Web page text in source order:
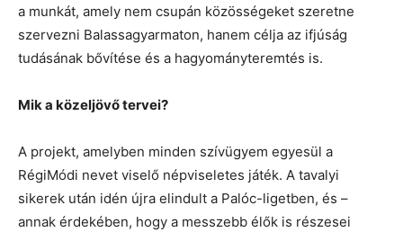
a munkát, amely nem csupán közösségeket szeretne
szervezni Balassagyarmaton, hanem célja az ifjúság
tudásának bővítése és a hagyományteremtés is.
Mik a közeljövő tervei?
A projekt, amelyben minden szívügyem egyesül a
RégiMódi nevet viselő népviseletes játék. A tavalyi
sikerek után idén újra elindult a Palóc-ligetben, és –
annak érdekében, hogy a messzebb élők is részesei